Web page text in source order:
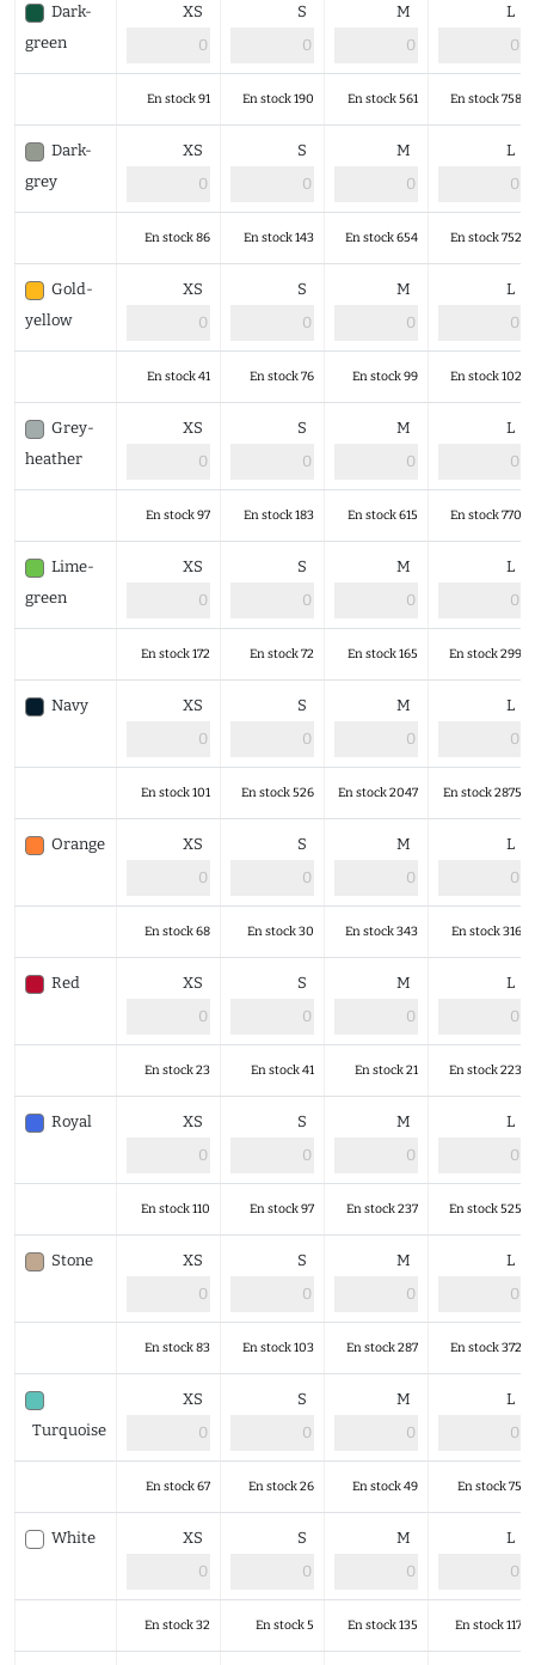
Dark-
green
XS S M L
En stock 91 En stock 190 En stock 561 En stock 758
Dark-
grey
XS S M L
En stock 86 En stock 143 En stock 654 En stock 752
Gold-
yellow
XS S M L
En stock 41 En stock 76 En stock 99 En stock 102
Grey-
heather
XS S M L
En stock 97 En stock 183 En stock 615 En stock 770
Lime-
green
XS S M L
En stock 172 En stock 72 En stock 165 En stock 299
Navy XS S M L
En stock 101 En stock 526 En stock 2047 En stock 2875
Orange XS S M L
En stock 68 En stock 30 En stock 343 En stock 316
Red XS S M L
En stock 23 En stock 41 En stock 21 En stock 223
Royal XS S M L
En stock 110 En stock 97 En stock 237 En stock 525
Stone XS S M L
En stock 83 En stock 103 En stock 287 En stock 372
Turquoise
XS S M L
En stock 67 En stock 26 En stock 49 En stock 75
White XS S M L
En stock 32 En stock 5 En stock 135 En stock 117